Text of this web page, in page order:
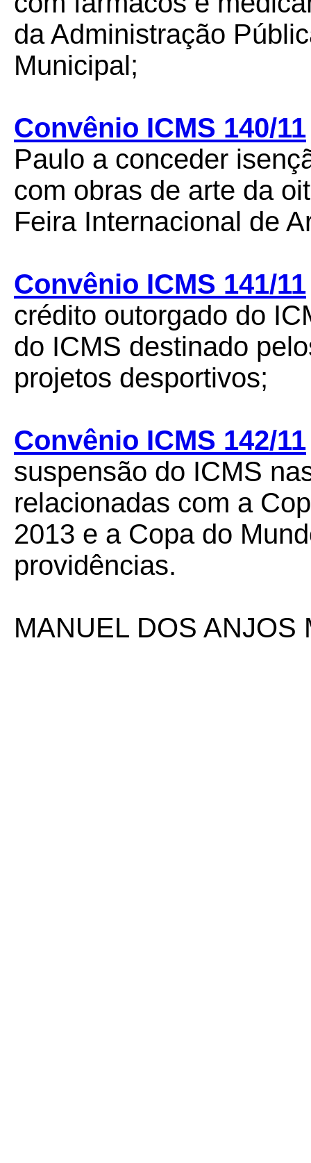
da Administração
Municipal;
Convênio ICMS 140/11
Paulo a conceder
com obras de arte da
Feira Internacional de
Convênio ICMS 141/11
crédito outorgado do
do ICMS destinado
projetos desportivos;
Convênio ICMS 142/11
suspensão do ICMS
relacionadas com a
2013 e a Copa do
providências.
MANUEL DOS ANJOS